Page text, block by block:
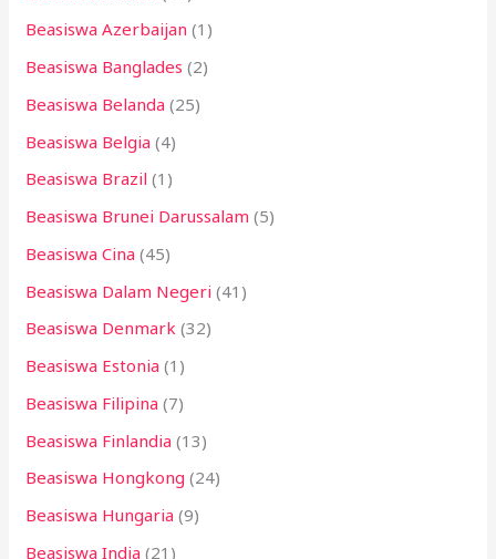
Beasiswa Azerbaijan (1)
Beasiswa Banglades (2)
Beasiswa Belanda (25)
Beasiswa Belgia (4)
Beasiswa Brazil (1)
Beasiswa Brunei Darussalam (5)
Beasiswa Cina (45)
Beasiswa Dalam Negeri (41)
Beasiswa Denmark (32)
Beasiswa Estonia (1)
Beasiswa Filipina (7)
Beasiswa Finlandia (13)
Beasiswa Hongkong (24)
Beasiswa Hungaria (9)
Beasiswa India (21)